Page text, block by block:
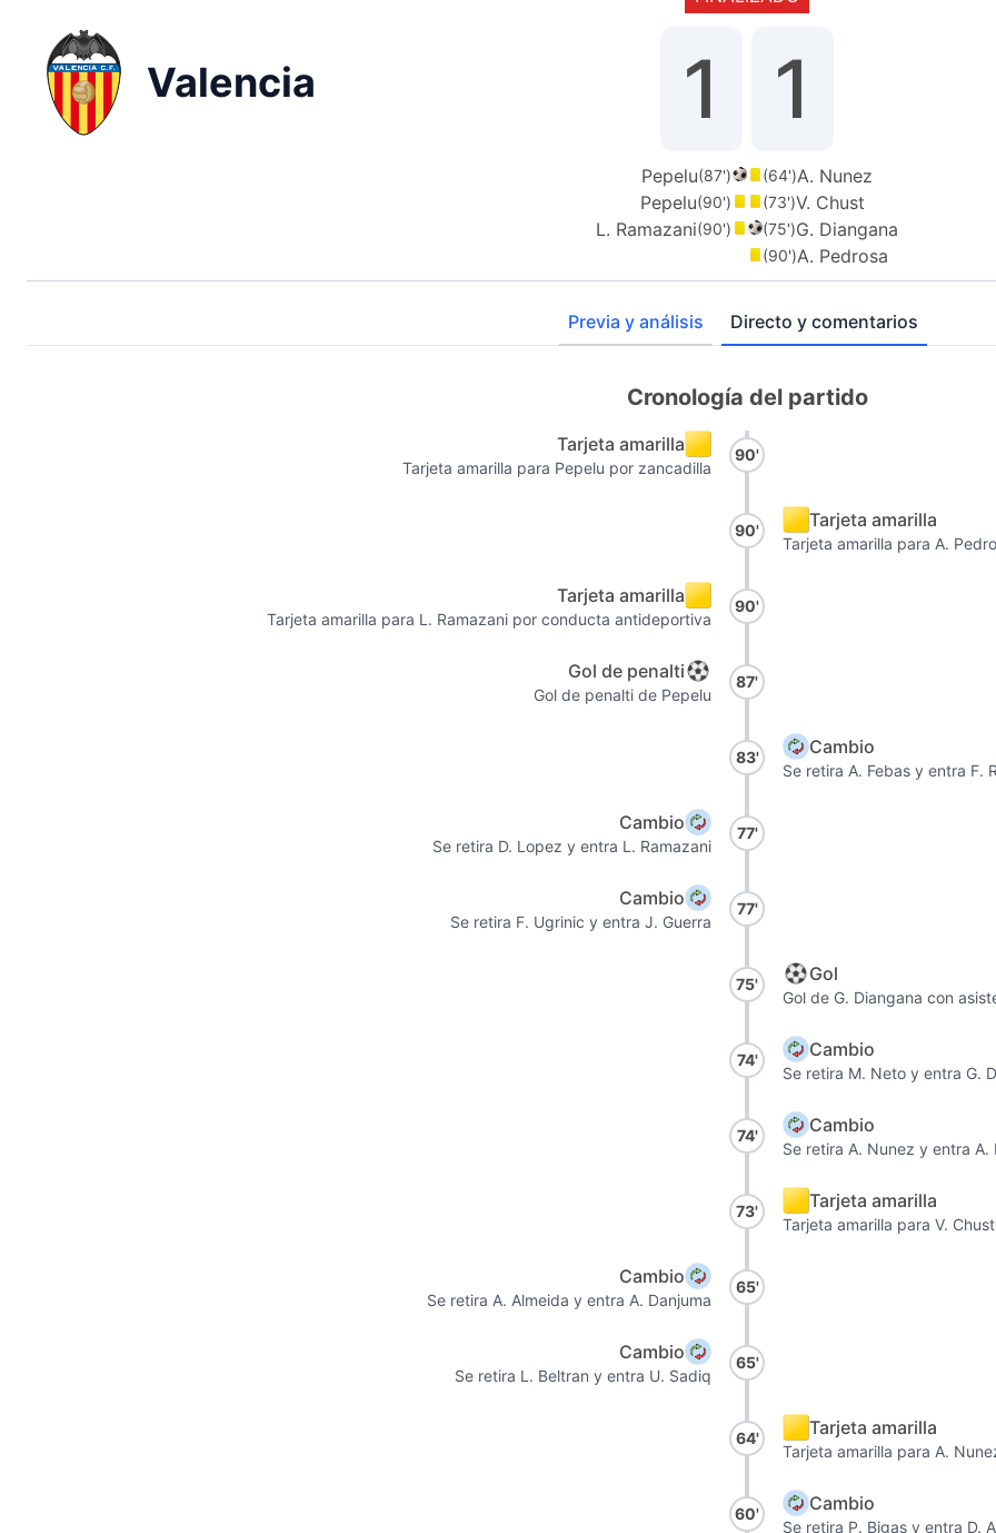
Valencia 1 1
Pepelu(87')
Pepelu(90')
L. Ramazani(90')
(64')A. Nunez
(73')V. Chust
(75')G. Diangana
(90')A. Pedrosa
Previa y análisis Directo y comentarios
Cronología del partido
Tarjeta amarilla
Tarjeta amarilla para Pepelu por zancadilla
90'
90' Tarjeta amarilla
Tarjeta amarilla para A.
Tarjeta amarilla
Tarjeta amarilla para L. Ramazani por conducta antideportiva
90'
Gol de penalti
Gol de penalti de Pepelu
87'
83' Cambio
Se retira A. Febas y entra F.
Cambio
Se retira D. Lopez y entra L. Ramazani
77'
Cambio
Se retira F. Ugrinic y entra J. Guerra
77'
75' Gol
Gol de G. Diangana con
74' Cambio
Se retira M. Neto y entra G.
74' Cambio
Se retira A. Nunez y entra A.
73' Tarjeta amarilla
Tarjeta amarilla para V. Chust
Cambio
Se retira A. Almeida y entra A. Danjuma
65'
Cambio
Se retira L. Beltran y entra U. Sadiq
65'
64' Tarjeta amarilla
Tarjeta amarilla para A.
60' Cambio
Se retira P. Bigas y entra D.